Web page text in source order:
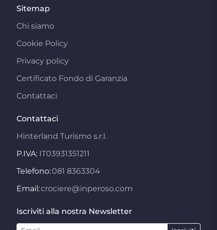
Sitemap
Chi siamo
Cookie Policy
Privacy policy
Certificato Fondo di Garanzia
Contattaci
Contattaci
Hinterland Turismo s.r.l.
P.IVA: IT03931351211
Telefono:081 8363304
Email:crociere@inperoso.com
Iscriviti alla nostra Newsletter